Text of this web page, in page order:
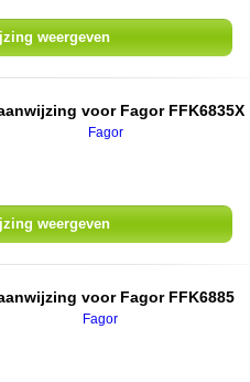
weergeven
voor Fagor FFK6835X
Fagor
weergeven
voor Fagor FFK6885
Fagor